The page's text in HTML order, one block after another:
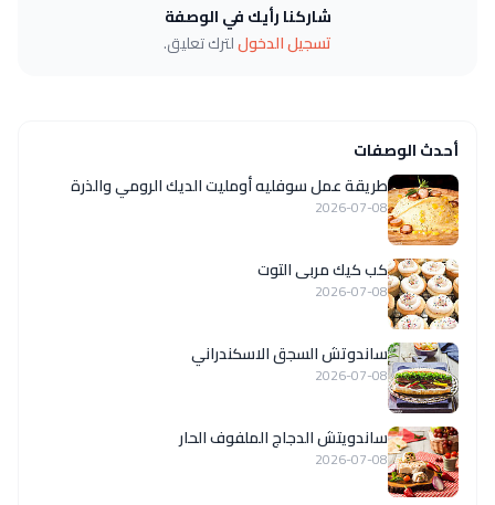
شاركنا رأيك في الوصفة
تسجيل الدخوللترك تعليق.
أحدث الوصفات
طريقة عمل سوفليه أومليت الديك الرومي والذرة
2026-07-08
كب كيك مربى التوت
2026-07-08
ساندوتش السجق الاسكندراني
2026-07-08
ساندويتش الدجاج الملفوف الحار
2026-07-08